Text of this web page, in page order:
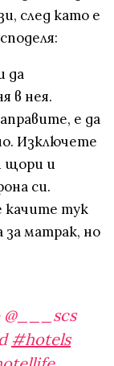
след като е
да
в нея.
е да
Изключете
щори и
си.
качите тук
за матрак, но
#hotels